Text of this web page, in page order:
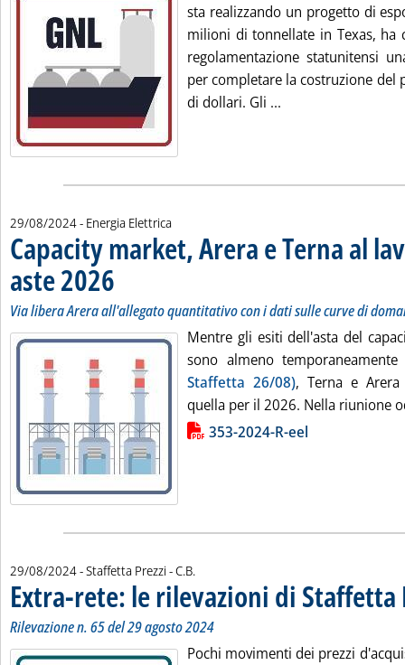
sta realizzando un progetto di
milioni di tonnellate in Texas, ha
regolamentazione statunitensi
per completare la costruzione del
di dollari. Gli ...
29/08/2024- Energia Elettrica
Capacity market, Arera e Terna al
aste 2026
Via libera Arera all'allegato quantitativo con i dati sulle curve di
Mentre gli esiti dell'asta del
sono almeno
Staffetta 26/08), Terna e
quella per il 2026. Nella riunione
Lista allegati PDF alla notizia353-2024-R-eel
29/08/2024- Staffetta Prezzi -di:
C.B.
Extra-rete: le rilevazioni di Staffetta
Rilevazione n. 65 del 29 agosto 2024
Pochi movimenti dei prezzi